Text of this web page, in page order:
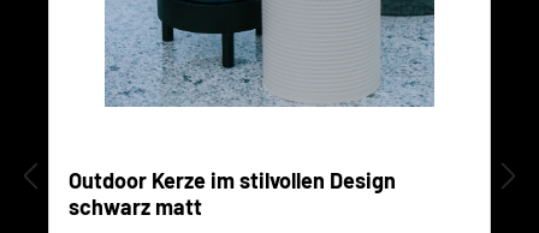
Outdoor Kerze im stilvollen Design
schwarz matt